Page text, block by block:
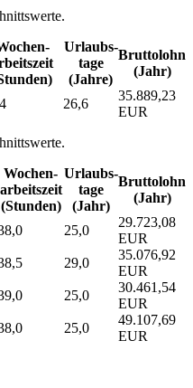
Urlaubs­
tage
(Jahre)
Bruttolohn
(Jahr)
26,6
35.889,23
EUR
Wochen­
arbeitszeit
(Stunden)
Urlaubs­
tage
(Jahr)
Bruttolohn
(Jahr)
25,0
29.723,08
EUR
29,0
35.076,92
EUR
25,0
30.461,54
EUR
25,0
49.107,69
EUR